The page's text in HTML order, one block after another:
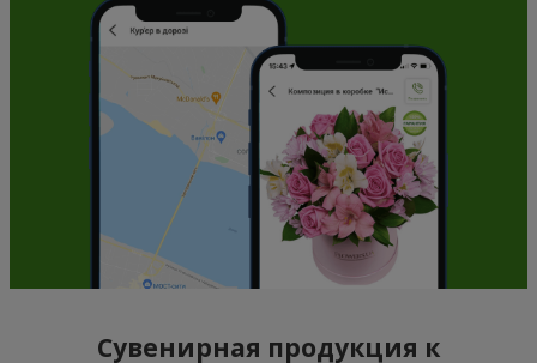
Сувенирная продукция к